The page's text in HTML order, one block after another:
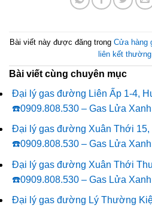
Bài viết này được đăng trong Cửa hàng
liên kết
Bài viết cùng chuyên mục
Đại lý gas đường Liên Ấp 1-4,
☎️0909.808.530 – Gas Lửa Xanh
Đại lý gas đường Xuân Thới 15,
☎️0909.808.530 – Gas Lửa Xanh
Đại lý gas đường Xuân Thới
☎️0909.808.530 – Gas Lửa Xanh
Đại lý gas đường Lý Thường